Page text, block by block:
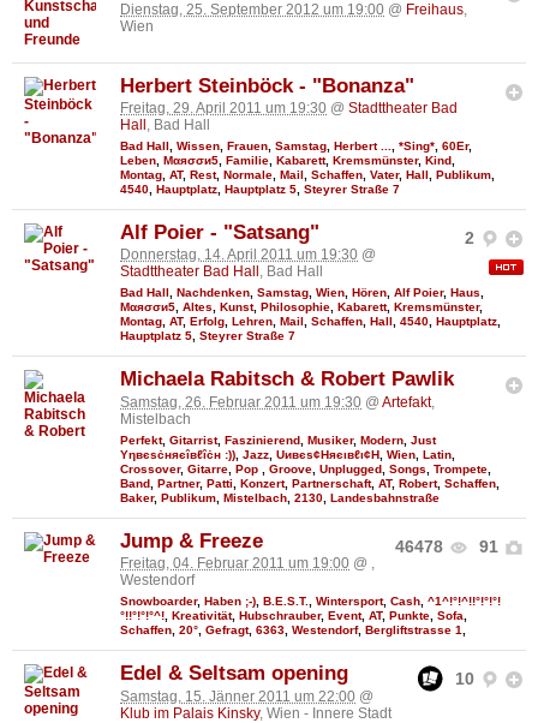
Dienstag, 25. September 2012 um 19:00 @ Freihaus,
Wien
Herbert Steinböck - "Bonanza"
Freitag, 29. April 2011 um 19:30 @ Stadttheater Bad
Hall , Bad Hall
Bad Hall Wissen Frauen Samstag Herbert ... *Sing* 60Er,
Leben Мαяσσи5 Familie Kabarett, Kremsmünster, Kind
Montag AT, Rest, Normale Mail Schaffen Vater, Hall Publikum
4540 Hauptplatz Hauptplatz 5 Steyrer Straße 7
2
Alf Poier - "Satsang"
Donnerstag, 14. April 2011 um 19:30 @
Stadttheater Bad Hall , Bad Hall
Bad Hall , Nachdenken, Samstag, Wien, Hören, Alf Poier, Haus,
Мαяσσи5, Altes, Kunst, Philosophie, Kabarett, Kremsmünster,
Montag, AT, Erfolg, Lehren, Mail , Schaffen, Hall , 4540, Hauptplatz,
Hauptplatz 5, Steyrer Straße 7
Michaela Rabitsch & Robert Pawlik
Samstag, 26. Februar 2011 um 19:30 @ Artefakt,
Mistelbach
Perfekt, Gitarrist, Faszinierend Musiker, Modern Just
Υηвєѕċняєîвℓîċн :)) Jazz Uивєs¢Няєιвℓι¢Н Wien Latin
Crossover, Gitarre Pop Groove Unplugged Songs Trompete
Band Partner, Patti Konzert, Partnerschaft, AT, Robert, Schaffen
Baker, Publikum Mistelbach 2130 Landesbahnstraße
46478 91
Jump & Freeze
Freitag, 04. Februar 2011 um 19:00 @ ,
Westendorf
Snowboarder, Haben ;-) B.E.S.T. Wintersport, Cash ^1^!°!^!!°!°!°!
°!!°!°!°^! Kreativität, Hubschrauber, Event, AT, Punkte Sofa
Schaffen 20° Gefragt, 6363 Westendorf, Bergliftstrasse 1
10
Edel & Seltsam opening
Samstag, 15. Jänner 2011 um 22:00 @
Klub im Palais Kinsky, Wien - Innere Stadt